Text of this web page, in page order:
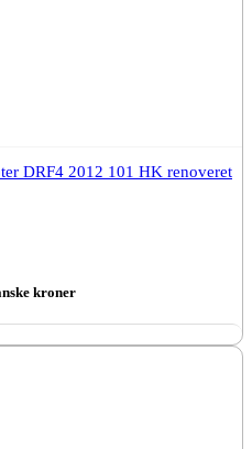
DRF4 2012 101 HK renoveret
kroner